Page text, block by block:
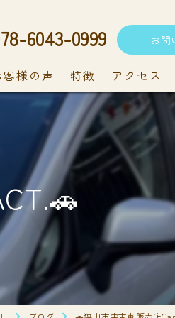
6043-0999 お問
客様の声 特徴
中古車
軽自動車
持ち込み
メンテナンス
アクセス